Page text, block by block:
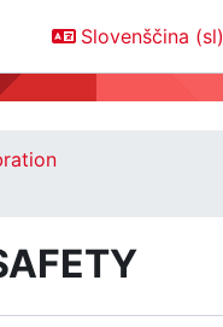
Slovenščina ‎(sl)‎